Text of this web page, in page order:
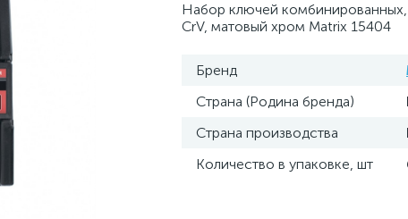
Набор ключей
CrV, матовый хром Matrix 15404
Бренд
Страна (Родина бренда)
Страна производства
Количество в упаковке, шт